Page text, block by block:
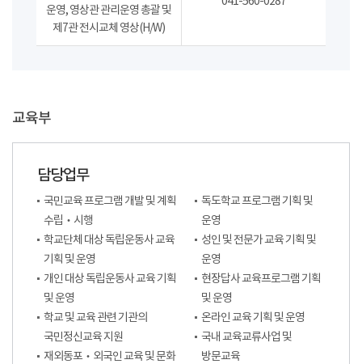
운영, 영상관 관리운영 총괄 및
제7관 전시교체 영상(H/W)
교육부
담당업무
국민교육 프로그램 개발 및 계획
수립‧시행
학교단체 대상 독립운동사 교육
기획 및 운영
개인 대상 독립운동사 교육 기획
및 운영
학교 및 교육 관련 기관의
국민정신교육 지원
재외동포‧외국인 교육 및 문화
독도학교 프로그램 기획 및
운영
성인 및 전문가 교육 기획 및
운영
현장답사 교육프로그램 기획
및 운영
온라인 교육 기획 및 운영
국내 교육교류사업 및
방문교육